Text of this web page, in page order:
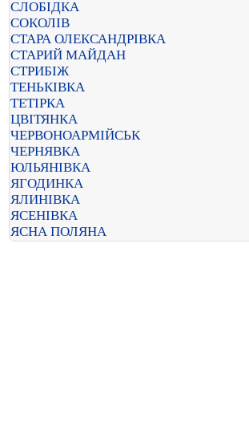
СЛОБІДКА
СОКОЛІВ
СТАРА ОЛЕКСАНДРІВКА
СТАРИЙ МАЙДАН
СТРИБІЖ
ТЕНЬКІВКА
ТЕТІРКА
ЦВІТЯНКА
ЧЕРВОНОАРМІЙСЬК
ЧЕРНЯВКА
ЮЛЬЯНІВКА
ЯГОДИНКА
ЯЛИНІВКА
ЯСЕНІВКА
ЯСНА ПОЛЯНА